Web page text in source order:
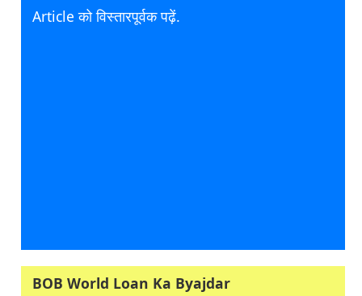
Article को विस्तारपूर्वक पढ़ें.
BOB World Loan Ka Byajdar